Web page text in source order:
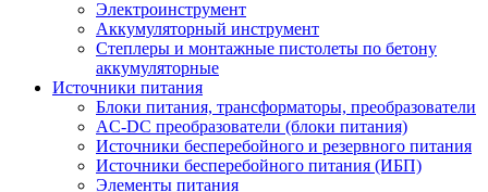
Электроинструмент
Аккумуляторный инструмент
Степлеры и монтажные пистолеты по бетону
аккумуляторные
Источники питания
Блоки питания, трансформаторы, преобразователи
AC-DC преобразователи (блоки питания)
Источники бесперебойного и резервного питания
Источники бесперебойного питания (ИБП)
Элементы питания